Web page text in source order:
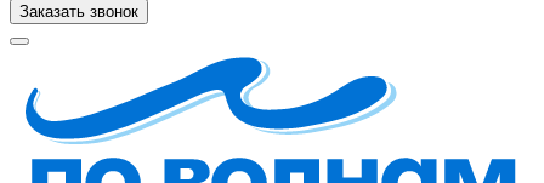
Заказать звонок